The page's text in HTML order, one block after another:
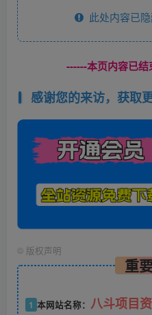
此处内容已隐
------本页内容已
感谢您的来访，获取
© 版权声明
重
1 本网站名称： 八斗项目